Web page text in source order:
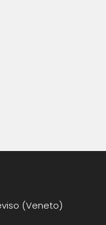
(Veneto)